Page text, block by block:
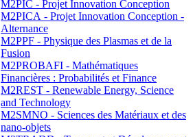
M2PIC - Projet Innovation Conception
M2PICA - Projet Innovation Conception -
Alternance
M2PPF - Physique des Plasmas et de la
Fusion
M2PROBAFI - Mathématiques
Financières : Probabilités et Finance
M2REST - Renewable Energy, Science
and Technology
M2SMNO - Sciences des Matériaux et des
nano-objets